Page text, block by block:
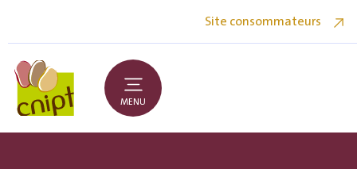
Site consommateurs
MENU